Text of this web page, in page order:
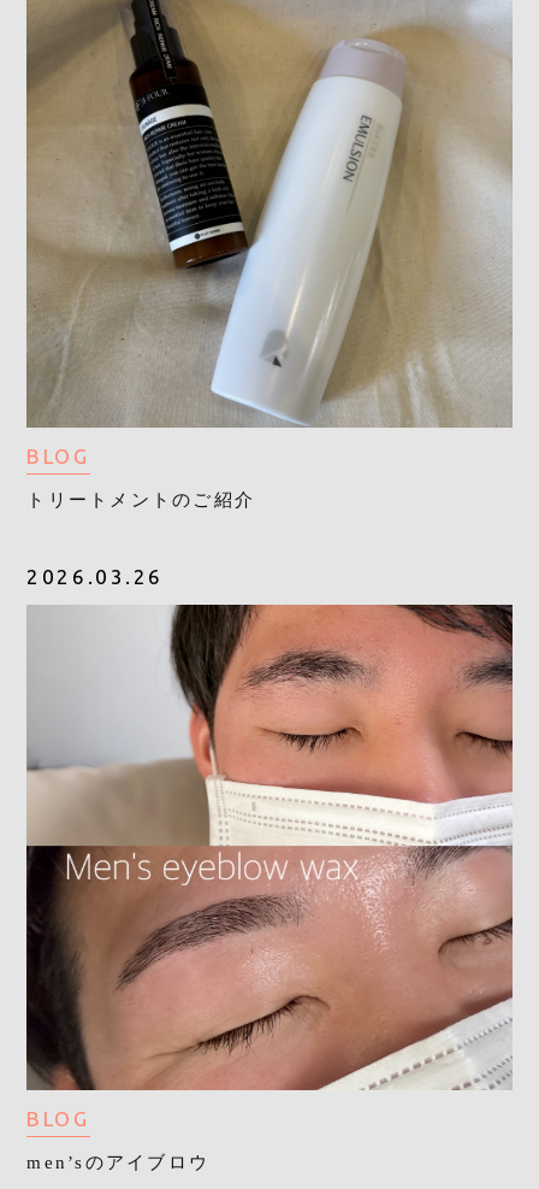
BLOG
トリートメントのご紹介
2026.03.26
BLOG
men’sのアイブロウ